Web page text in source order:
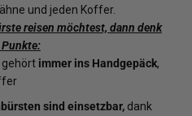
und jeden Koffer.
reisen möchtest, dann denk
gehört immer ins Handgepäck,
sind einsetzbar, dank